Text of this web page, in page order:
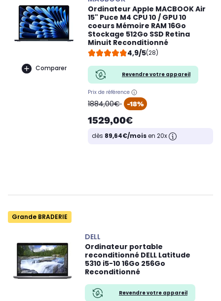
Comparer
Ordinateur Apple MACBOOK Air
15" Puce M4 CPU 10 / GPU 10
coeurs Mémoire RAM 16Go
Stockage 512Go SSD Retina
Minuit Reconditionné
4,9/5(28)
Revendre votre appareil
Prix de référence
oldPrice
1884,00€ -18%
1529,00€
dès 89,64€/moisen 20x
Grande BRADERIE
DELL
Ordinateur portable
reconditionné DELL Latitude
5310 i5-10 16Go 256Go
Reconditionné
Revendre votre appareil